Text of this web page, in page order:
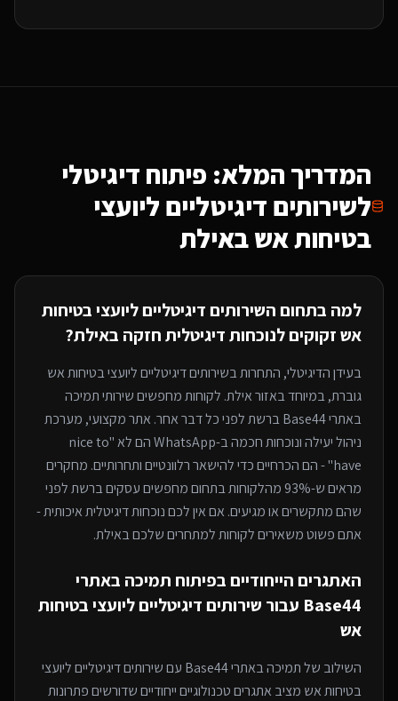
המדריך המלא: פיתוח דיגיטלי
לשירותים דיגיטליים ליועצי
בטיחות אשבאילת
למה בתחום השירותים דיגיטליים ליועצי בטיחות
אשזקוקים לנוכחות דיגיטלית חזקה באילת?
בעידן הדיגיטלי, התחרות בשירותים דיגיטליים ליועצי בטיחות אש
גוברת, במיוחדבאזור אילת. לקוחות מחפשים שירותיתמיכה
באתרי Base44
ברשת לפני כל דבר אחר. אתר מקצועי, מערכת
ניהול יעילה ונוכחות חכמה ב-WhatsApp הם לא "nice to
have" - הם הכרחיים כדי להישאר רלוונטיים ותחרותיים. מחקרים
מראים ש-93% מהלקוחות בתחום מחפשים עסקים ברשת לפני
שהם מתקשרים או מגיעים. אם אין לכם נוכחות דיגיטלית איכותית -
אתם פשוט משאירים לקוחות למתחריםשלכם באילת.
האתגרים הייחודיים בפיתוח תמיכה באתרי
Base44 עבור שירותים דיגיטליים ליועצי בטיחות
אש
השילוב שלתמיכה באתרי Base44 עםשירותים דיגיטליים ליועצי
בטיחות אש מציב אתגרים טכנולוגיים ייחודיים שדורשים פתרונות